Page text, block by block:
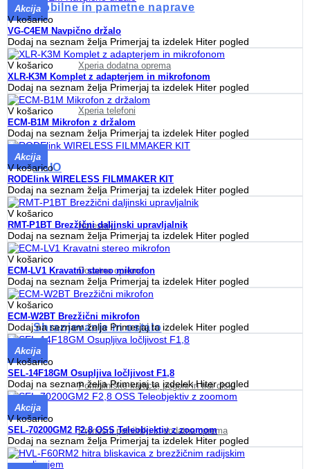
Mobilne in pametne naprave
Xperia dodatna oprema
Xperia telefoni
VAIO
Notesniki
Dodatna oprema
Shranjevanje in ostalo
Pomnilniške kartice, pogoni in trdi diski
Prenosni polnilniki in dodatna oprema
Akcija
V košarico
VG-C4EM Navpično držalo
Dodaj na seznam želja Primerjaj ta izdelek Hiter pogled
V košarico
XLR-K3M Komplet z adapterjem in mikrofonom
Dodaj na seznam želja Primerjaj ta izdelek Hiter pogled
V košarico
ECM-B1M Mikrofon z držalom
Dodaj na seznam želja Primerjaj ta izdelek Hiter pogled
Akcija
V košarico
RODElink WIRELESS FILMMAKER KIT
Dodaj na seznam želja Primerjaj ta izdelek Hiter pogled
V košarico
RMT-P1BT Brezžični daljinski upravljalnik
Dodaj na seznam želja Primerjaj ta izdelek Hiter pogled
V košarico
ECM-LV1 Kravatni stereo mikrofon
Dodaj na seznam želja Primerjaj ta izdelek Hiter pogled
V košarico
ECM-W2BT Brezžični mikrofon
Dodaj na seznam želja Primerjaj ta izdelek Hiter pogled
Akcija
V košarico
SEL-14F18GM Osupljiva ločljivost F1,8
Dodaj na seznam želja Primerjaj ta izdelek Hiter pogled
Akcija
V košarico
SEL-70200GM2 F2,8 OSS Teleobjektiv z zoomom
Dodaj na seznam želja Primerjaj ta izdelek Hiter pogled